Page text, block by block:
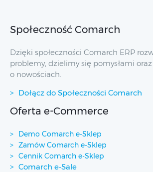
Społeczność Comarch
Dzięki społeczności Comarch ERP
problemy, dzielimy się pomysłami
o nowościach.
Dołącz do Społeczności Comarch
Oferta e-Commerce
Demo Comarch e-Sklep
Zamów Comarch e-Sklep
Cennik Comarch e-Sklep
Comarch e-Sale